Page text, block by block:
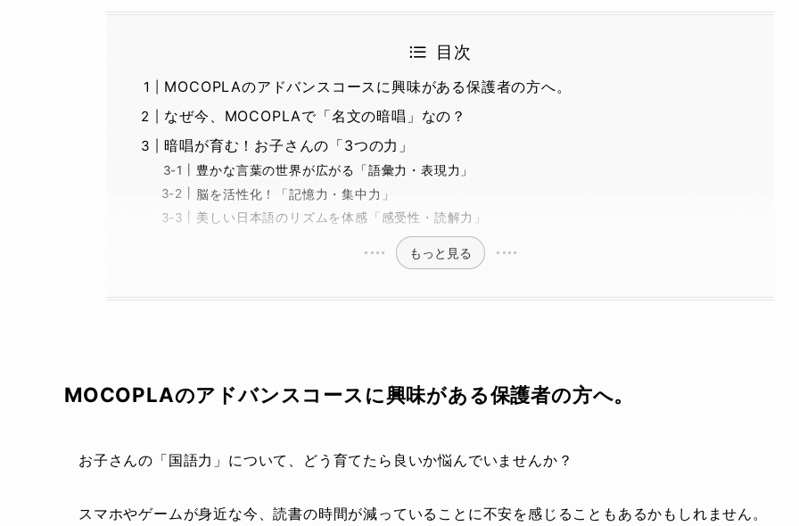
目次
MOCOPLAのアドバンスコースに興味がある保護者の方へ。
なぜ今、MOCOPLAで「名文の暗唱」なの？
暗唱が育む！お子さんの「3つの力」
豊かな言葉の世界が広がる「語彙力・表現力」
脳を活性化！「記憶力・集中力」
美しい日本語のリズムを体感「感受性・読解力」
もっと見る
MOCOPLAのアドバンスコースに興味がある保護者の方へ。
お子さんの「国語力」について、どう育てたら良いか悩んでいませんか？
スマホやゲームが身近な今、読書の時間が減っていることに不安を感じることもあるかもしれません。